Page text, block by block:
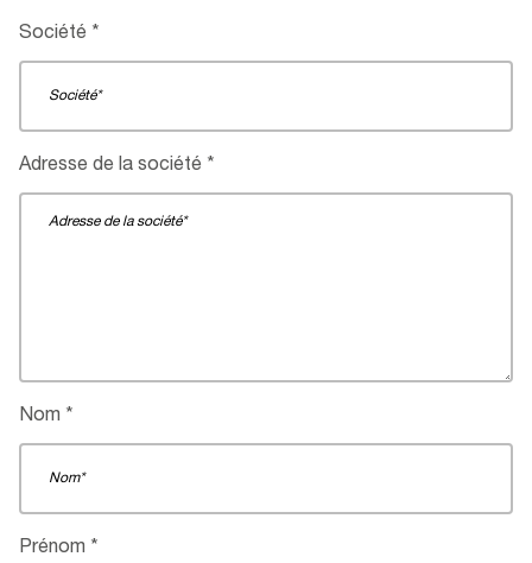
Société
Adresse de la société
Nom
Prénom